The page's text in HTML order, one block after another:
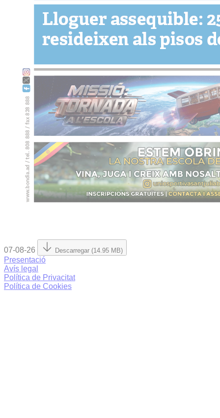
07-08-26 Descarregar (14.95 MB)
Presentació
Avís legal
Política de Privacitat
Política de Cookies